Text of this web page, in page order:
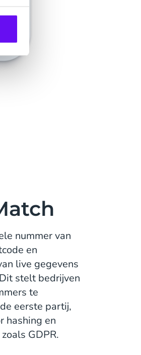
nummer van
en
live gegevens
stelt bedrijven
te
eerste partij,
hashing en
GDPR.